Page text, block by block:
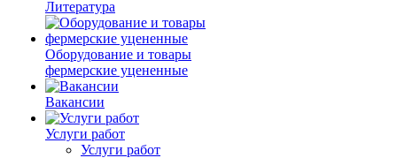
Литература
Оборудование и товары
фермерские уцененные
Вакансии
Услуги работ
Услуги работ